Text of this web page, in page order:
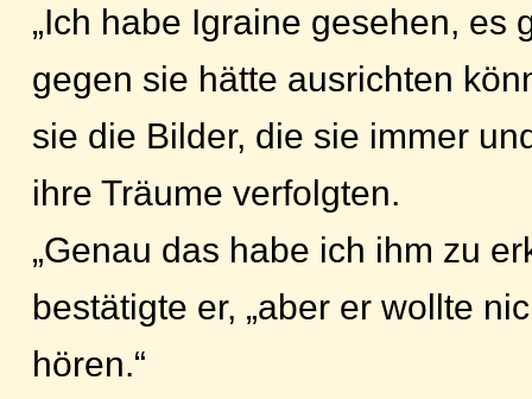
„Ich habe Igraine gesehen, es
gegen sie hätte ausrichten
sie die Bilder, die sie immer
ihre Träume verfolgten.
„Genau das habe ich ihm zu
bestätigte er, „aber er wollte
hören.“